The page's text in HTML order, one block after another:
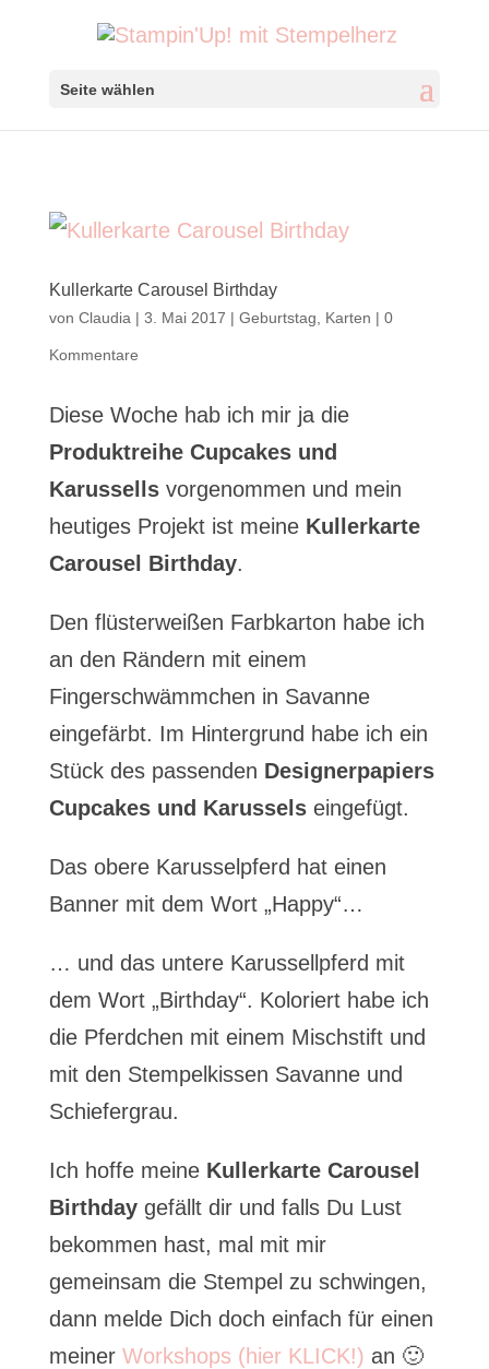
Seite wählen
Kullerkarte Carousel Birthday
von Claudia | 3. Mai 2017 | Geburtstag Karten | 0
Kommentare
Diese Woche hab ich mir ja die
Produktreihe Cupcakes und
Karussellsvorgenommen und mein
heutiges Projekt ist meine Kullerkarte
Carousel Birthday.
Den flüsterweißen Farbkarton habe ich
an den Rändern mit einem
Fingerschwämmchen in Savanne
eingefärbt. Im Hintergrund habe ich ein
Stück des passenden Designerpapiers
Cupcakes und Karussels eingefügt.
Das obere Karusselpferd hat einen
Banner mit dem Wort „Happy“…
… und das untere Karussellpferd mit
dem Wort „Birthday“. Koloriert habe ich
die Pferdchen mit einem Mischstift und
mit den Stempelkissen Savanne und
Schiefergrau.
Ich hoffe meine Kullerkarte Carousel
Birthdaygefällt dir und falls Du Lust
bekommen hast, mal mit mir
gemeinsam die Stempel zu schwingen,
dann melde Dich doch einfach für einen
meiner Workshops (hier KLICK!) an 🙂